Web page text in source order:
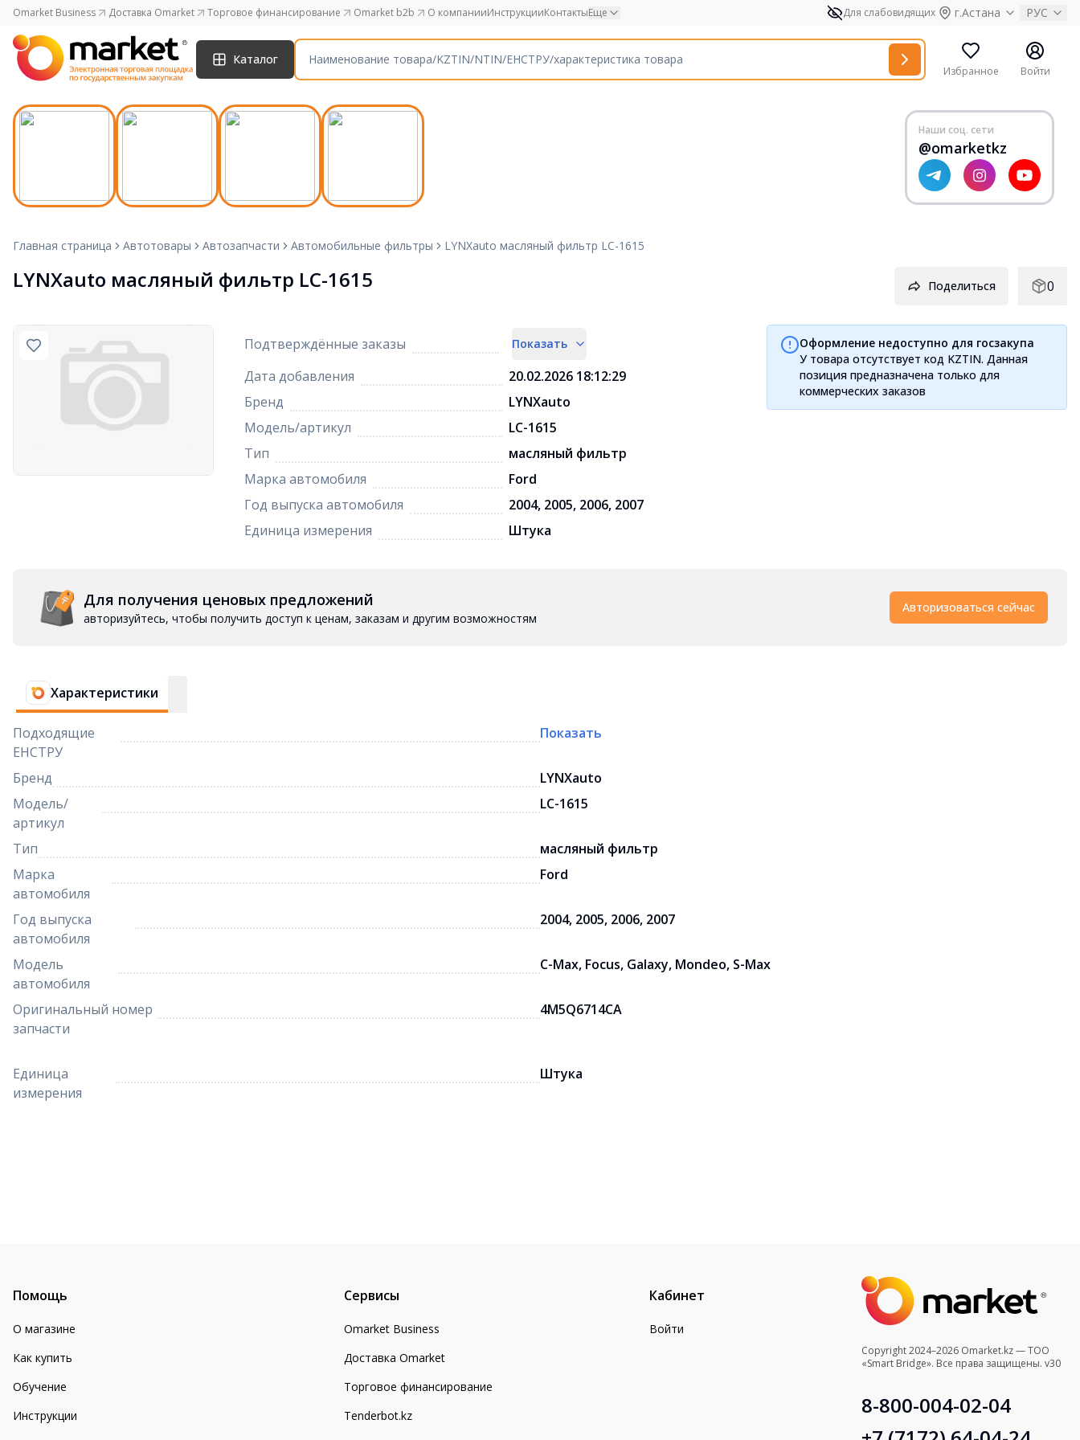
Omarket Business Доставка Omarket Торговое финансирование Omarket b2b О компанииИнструкцииКонтактыЕще Для слабовидящих г.Астана РУС
Каталог
Избранное Войти
Наши соц. сети
@omarketkz
Главная страница Автотовары Автозапчасти Автомобильные фильтры LYNXauto масляный фильтр LC-1615
LYNXauto масляный фильтр LC-1615 Поделиться 0
Подтверждённые заказы Показать
Дата добавления
20.02.2026 18:12:29
Бренд
LYNXauto
Модель/артикул
LC-1615
Тип
масляный фильтр
Марка автомобиля
Ford
Год выпуска автомобиля
2004, 2005, 2006, 2007
Единица измерения
Штука
Оформление недоступно для госзакупа
У товара отсутствует код KZTIN. Данная
позиция предназначена только для
коммерческих заказов
Для получения ценовых предложений
авторизуйтесь, чтобы получить доступ к ценам, заказам и другим возможностям
Авторизоваться сейчас
Характеристики
Подходящие
ЕНСТРУ
Показать
Бренд
LYNXauto
Модель/
артикул
LC-1615
Тип
масляный фильтр
Марка
автомобиля
Ford
Год выпуска
автомобиля
2004, 2005, 2006, 2007
Модель
автомобиля
C-Max, Focus, Galaxy, Mondeo, S-Max
Оригинальный номер
запчасти
4M5Q6714CA
Единица
измерения
Штука
Помощь
О магазине
Как купить
Обучение
Инструкции
Сервисы
Omarket Business
Доставка Omarket
Торговое финансирование
Tenderbot.kz
Кабинет
Войти
Copyright 2024–2026 Omarket.kz — ТОО
«Smart Bridge». Все права защищены. v30
8-800-004-02-04